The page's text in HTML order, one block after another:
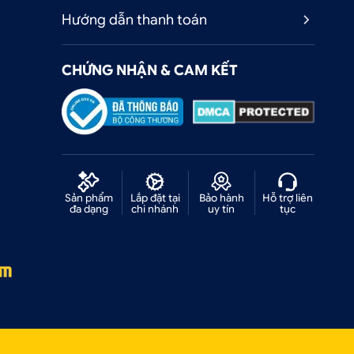
Hướng dẫn thanh toán
CHỨNG NHẬN & CAM KẾT
Sản phẩm
đa dạng
Lắp đặt tại
chi nhánh
Bảo hành
uy tín
Hỗ trợ liên
tục